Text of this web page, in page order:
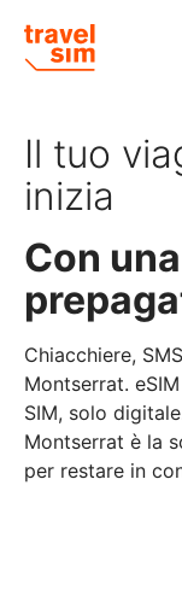
Il tuo
inizia
Con
Chiacchiere,
Montserrat.
SIM, solo
Montserrat è la
per restare in